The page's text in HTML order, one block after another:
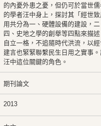
的內憂外患之憂，但仍可於當世
的學者汪中身上，探討其「經世
用共分為一、硬體設備的建設，
四、史地之學的創舉等四點來描
自立一格，不追隨時代洪流，以
建言也緊緊聯繫民生日用之實事
汪中這位關鍵的角色。
期刊論文
2013